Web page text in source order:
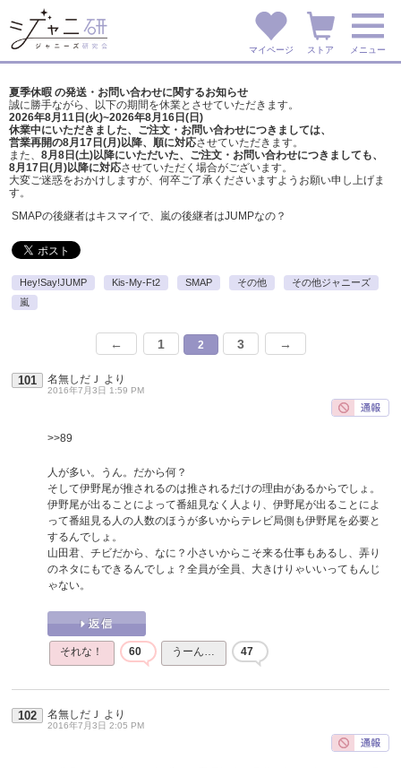
マイページ ストア メニュー
夏季休暇 の発送・お問い合わせに関するお知らせ
誠に勝手ながら、以下の期間を休業とさせていただきます。
2026年8月11日(火)~2026年8月16日(日)
休業中にいただきました、ご注文・お問い合わせにつきましては、
営業再開の8月17日(月)以降、順に対応させていただきます。
また、 8月8日(土)以降にいただいた、ご注文・ お問い合わせにつきましても、
8月17日(月)以降に対応させていただく場合がございます。
大変ご迷惑をおかけしますが、 何卒ご了承くださいますようお願い申し上げま
す。
SMAPの後継者はキスマイで、嵐の後継者はJUMPなの？
Hey!Say!JUMP Kis-My-Ft2 SMAP その他
その他ジャニーズ
嵐
← 1 2 3 →
101 名無しだＪ より
2016年7月3日 1:59 PM
>>89
人が多い。うん。だから何？
そして伊野尾が推されるのは推されるだけの理由があるからでしょ。
伊野尾が出ることによって番組見なく人より、伊野尾が出ることによ
って番組見る人の人数のほうが多いからテレビ局側も伊野尾を必要と
するんでしょ。
山田君、チビだから、なに？小さいからこそ来る仕事もあるし、弄り
のネタにもできるんでしょ？全員が全員、大きけりゃいいってもんじ
ゃない。
それな！ 60 うーん… 47
102 名無しだＪ より
2016年7月3日 2:05 PM